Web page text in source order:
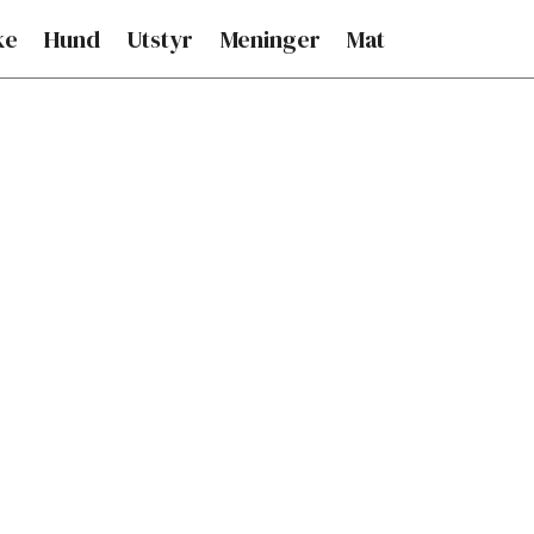
Hund Utstyr Meninger Mat